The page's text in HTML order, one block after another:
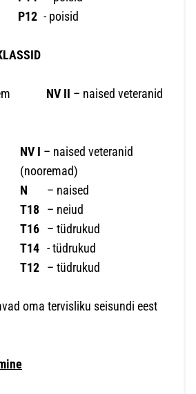
P12 - poisid
NV II – naised veteranid
NV I – naised veteranid
(nooremad)
N
– naised
T18 – neiud
T16 – tüdrukud
T14 - tüdrukud
T12 – tüdrukud
oma tervisliku seisundi eest